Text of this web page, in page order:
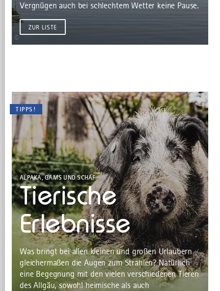
©
Vergnügen auch bei schlechtem Wetter keine Pause.
ZUR LISTE
TIPPS!
ALPAKA, GAMS UND SCHAF
Tierische
Erlebnisse
Was bringt bei allen kleinen und großen Urlaubern
gleichermaßen die Augen zum Strahlen? Natürlich
eine Begegnung mit den vielen verschiedenen Tieren
des Allgäu, sowohl heimische als auch